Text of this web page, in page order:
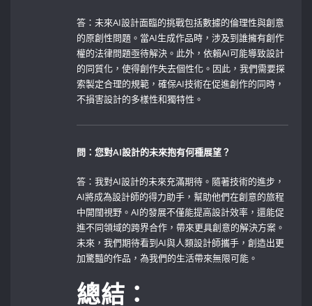
答：未來AI設計面臨的挑戰包括數據的倫理性與創意
的原創性問題。當AI生成作品時，涉及到誰擁有創作
權的法律問題亟待解決。此外，依賴AI可能導致設計
的同質化，使得創作失去個性化。因此，我們需要探
索製定合理的規範，確保AI技術在促進創作的同時，
不損害設計的多樣性和獨特性。
問：您對AI設計的未來抱有何種展望？
答：我對AI設計的未來充滿期待。隨著技術的進步，
AI將成為設計師的得力助手，幫助他們在創意的旅程
中開闊視野。AI的發展不僅能提高設計效率，還能促
進不同領域的跨界合作，帶來更具創意的解決方案。
未來，我們期待看到AI與人類設計師攜手，創造出更
加驚豔的作品，為我們的生活帶來無限可能。
總結：